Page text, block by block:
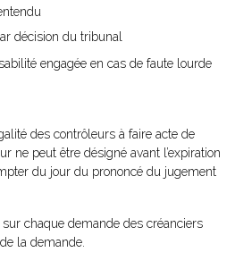
décision du tribunal
engagée en cas de faute lourde
des contrôleurs à faire acte de
ne peut être désigné avant l’expiration
du jour du prononcé du jugement
sur chaque demande des créanciers
la demande.